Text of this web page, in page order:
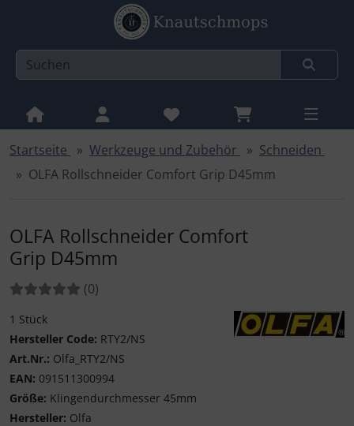
Sprungnavigation
Springe zur Navigation
Springe zum Inhalt
Springe zum Button für Einstellungen
Springe zu den allgemeinen Informationen
Startseite Werkzeuge und Zubehör
Schneiden
OLFA Rollschneider Comfort Grip D45mm
OLFA Rollschneider Comfort
Grip D45mm
Bewertungen:
(0Bewertungen
)
1 Stück
Hersteller Code: RTY2/NS
Art.Nr.: Olfa_RTY2/NS
EAN: 091511300994
Größe: Klingendurchmesser 45mm
Hersteller: Olfa